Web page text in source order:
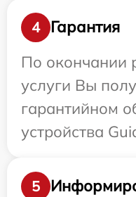
4
Гарантия
По окончании
услуги Вы
гарантийном
устройства
5